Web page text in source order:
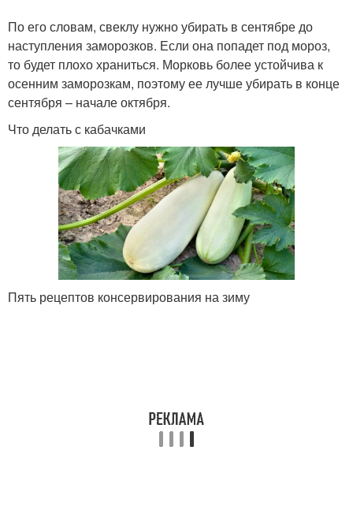
По его словам, свеклу нужно убирать в сентябре до
наступления заморозков. Если она попадет под мороз,
то будет плохо храниться. Морковь более устойчива к
осенним заморозкам, поэтому ее лучше убирать в конце
сентября – начале октября.
Что делать с кабачками
Пять рецептов консервирования на зиму